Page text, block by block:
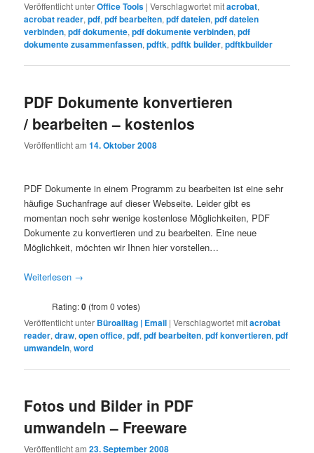
Veröffentlicht unterOffice Tools |Verschlagwortet mitacrobat,
acrobat reader,pdf,pdf bearbeiten,pdf dateien,pdf dateien
verbinden,pdf dokumente,pdf dokumente verbinden,pdf
dokumente zusammenfassen,pdftk,pdftk builder,pdftkbuilder
PDF Dokumente konvertieren
/ bearbeiten – kostenlos
Veröffentlicht am14. Oktober 2008
PDF Dokumente in einem Programm zu bearbeiten ist eine sehr
häufige Suchanfrage auf dieser Webseite. Leider gibt es
momentan noch sehr wenige kostenlose Möglichkeiten, PDF
Dokumente zu konvertieren und zu bearbeiten. Eine neue
Möglichkeit, möchten wir Ihnen hier vorstellen…
Weiterlesen →
Rating:0 (from 0 votes)
Veröffentlicht unter Büroalltag | Email |Verschlagwortet mitacrobat
reader,draw,open office,pdf,pdf bearbeiten,pdf konvertieren,pdf
umwandeln,word
Fotos und Bilder in PDF
umwandeln – Freeware
Veröffentlicht am23. September 2008